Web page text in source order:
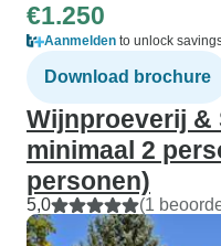
€1.250
Aanmelden to unlock
Download brochure
Wijnproeverij &
minimaal 2
personen)
5,0 (1